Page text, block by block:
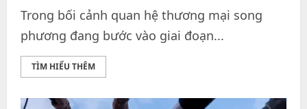
Trong bối cảnh quan hệ thương mại song
phương đang bước vào giai đoạn...
TÌM HIỂU THÊM